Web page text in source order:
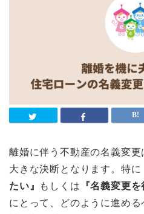
離婚に伴う不動産の名義変
大きな決断となります。特に
たい』
もしくは 『名義変更を
にとって、どのように進め